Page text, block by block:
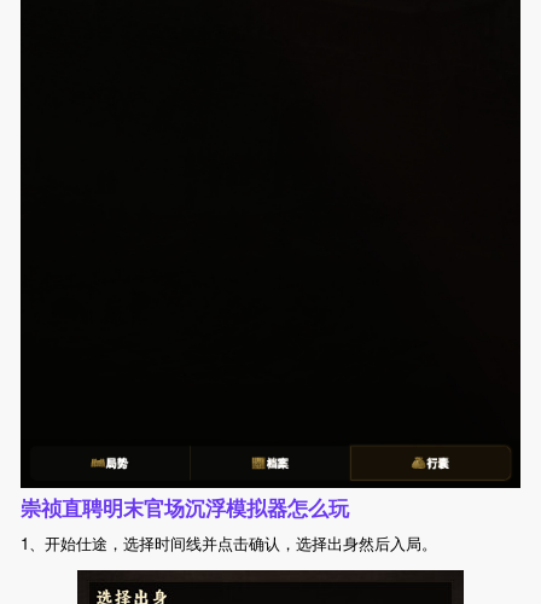
崇祯直聘明末官场沉浮模拟器怎么玩
1、开始仕途，选择时间线并点击确认，选择出身然后入局。